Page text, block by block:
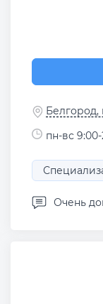
Белгород,
пн-вс
Очень